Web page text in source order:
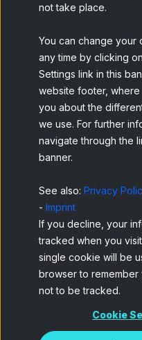
not take place.
You can change your
any time by clicking
Settings link in this
website footer,
you about the
we use. For further
navigate through the
banner.
See also: Privacy
- Imprint
If you decline, your
tracked when you
single cookie will be
browser to
not to be tracked.
Cookie
decisiones
Ver soluciones